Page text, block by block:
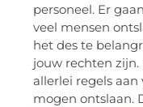
personeel. Er
veel mensen
het des te
jouw rechten
allerlei regels
mogen ontslaan.